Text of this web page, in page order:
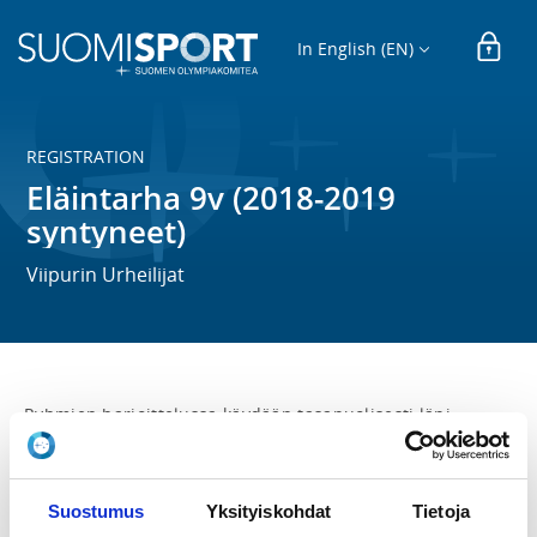
Suostumus Yksityiskohdat Tietoja
In English (EN)
REGISTRATION
Eläintarha 9v (2018-2019
syntyneet)
Viipurin Urheilijat
Ryhmien harjoittelussa käydään tasapuolisesti läpi
kaikkia yleisurheilun osa-alueita ja lajien tekniikoita
ikäryhmälle sopivalla tavalla. Vähitellen
yleisurheilukoulusta voi kehittyä myös kilpailemista
käsittävä nousujohteinen yleisurheiluharrastus.